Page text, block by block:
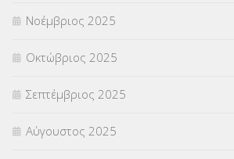
ΥΠΕΡΑΡΙΘΜΟΙ(1)
ΥΠΟΤΡΟΦΙΕΣ(28)
ΦΥΣΙΚΗ ΑΓΩΓΗ(692)
Χωρίς κατηγορία
Νοέμβριος 2025
Οκτώβριος 2025
Σεπτέμβριος 2025
Αύγουστος 2025